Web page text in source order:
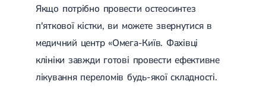
Асептичний некроз таранної кістки
Епікондиліт
Переломи
Лікування переломів щиколоток
Якщо потрібно провести остеосинтез
п'яткової кістки, ви можете звернутися в
медичний центр «Омега-Київ. Фахівці
клініки завжди готові провести ефективне
лікування переломів будь-якої складності.